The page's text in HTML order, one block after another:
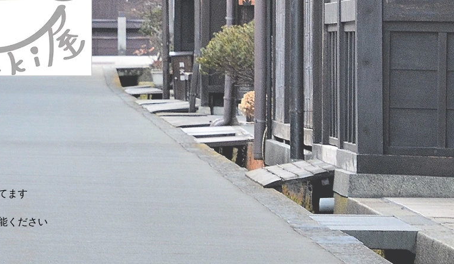
ます
ください
Nährwerte / 栄養表示 pro 100g
Energie / 熱量
1389kJ/
328kcal
< 5,2g
- davon gesättigte Fettsäuren /
0,1g
- davon Zucker / 糖